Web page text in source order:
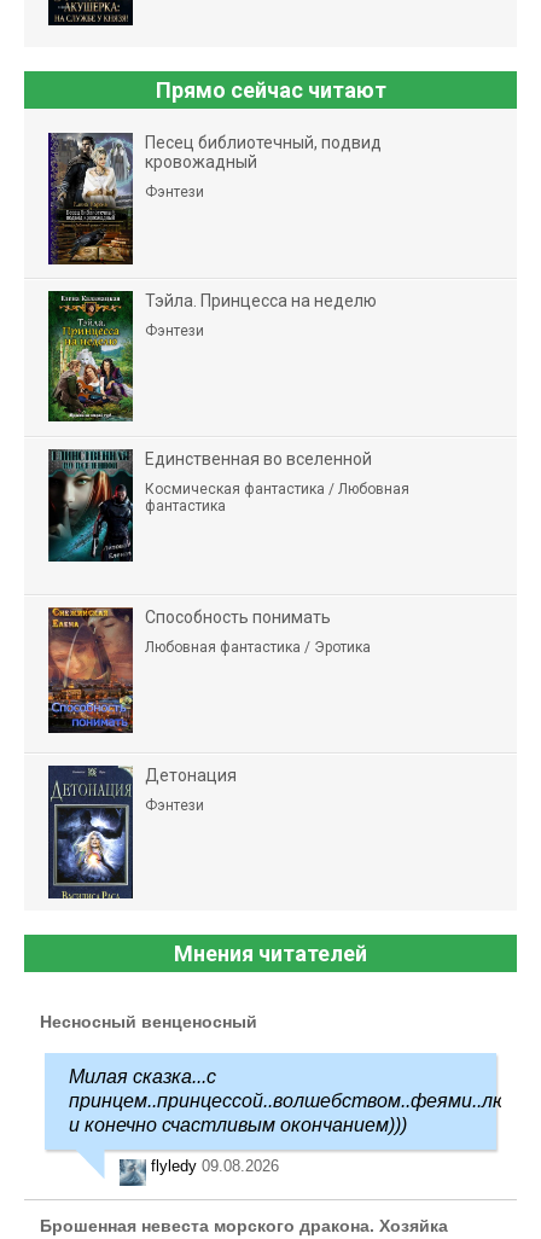
Прямо сейчас читают
Песец библиотечный, подвид
кровожадный
Фэнтези
Тэйла. Принцесса на неделю
Фэнтези
Единственная во вселенной
Космическая фантастика / Любовная
фантастика
Способность понимать
Любовная фантастика / Эротика
Детонация
Фэнтези
Мнения читателей
Несносный венценосный
Милая сказка...с
и конечно счастливым окончанием)))
flyledy 09.08.2026
Брошенная невеста морского дракона. Хозяйка